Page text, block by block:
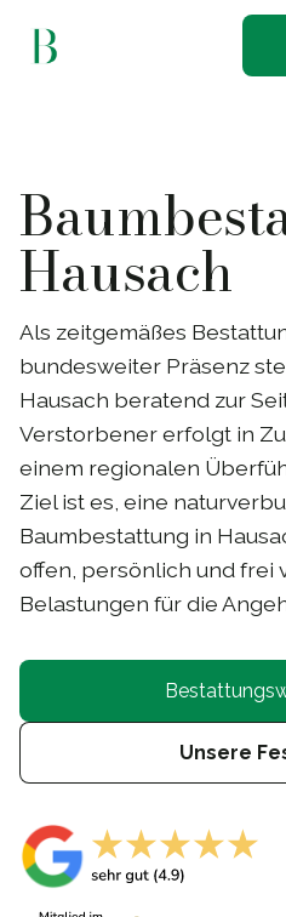
Hausach
Als zeitgemäßes
bundesweiter Präsenz
Hausach beratend zur
Verstorbener erfolgt in
einem regionalen
Ziel ist es, eine
Baumbestattung in
offen, persönlich und frei
Belastungen für die
Unsere